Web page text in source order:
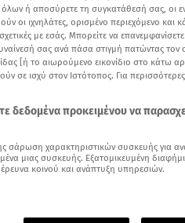
σας
ή αποσύρετε τη συγκατάθεσή σας, οι
οι ιχνηλάτες, ορισμένο περιεχόμενο και
με εσάς. Μπορείτε να
σας ανά πάσα στιγμή πατώντας τον
[ή το αιωρούμενο εικονίδιο στο κάτω
σε ισχύ στον Ιστότοπος. Για
δεδομένα προκειμένου να
σάρωση χαρακτηριστικών συσκευής για
μιας συσκευής. Εξατομικευμένη
κοινού και ανάπτυξη υπηρεσιών.